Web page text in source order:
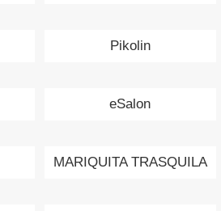
Pikolin
eSalon
MARIQUITA TRASQUILA